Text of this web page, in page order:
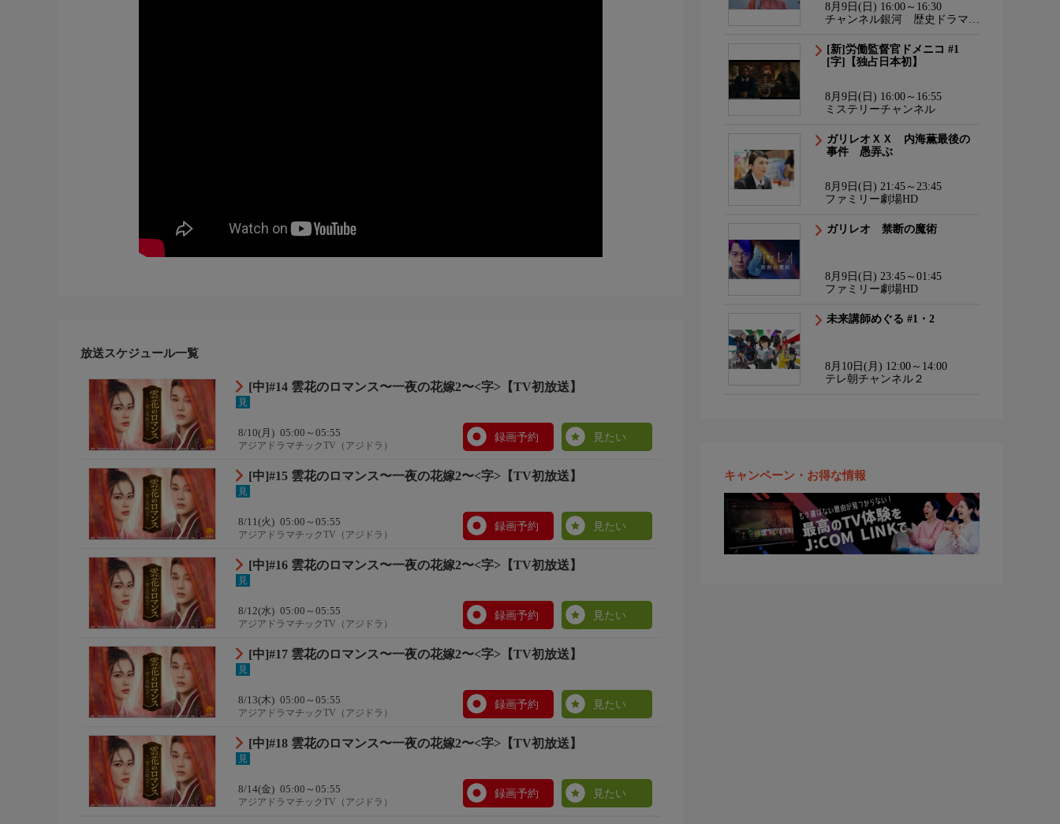
放送スケジュール一覧
[中]#14 雲花のロマンス〜一夜の花嫁2〜<字>【TV初放送】
見
8/10(月) 05:00～05:55
アジアドラマチックTV（アジドラ）
録画予約 見たい
[中]#15 雲花のロマンス〜一夜の花嫁2〜<字>【TV初放送】
見
8/11(火) 05:00～05:55
アジアドラマチックTV（アジドラ）
録画予約 見たい
[中]#16 雲花のロマンス〜一夜の花嫁2〜<字>【TV初放送】
見
8/12(水) 05:00～05:55
アジアドラマチックTV（アジドラ）
録画予約 見たい
[中]#17 雲花のロマンス〜一夜の花嫁2〜<字>【TV初放送】
見
8/13(木) 05:00～05:55
アジアドラマチックTV（アジドラ）
録画予約 見たい
[中]#18 雲花のロマンス〜一夜の花嫁2〜<字>【TV初放送】
見
8/14(金) 05:00～05:55
アジアドラマチックTV（アジドラ）
録画予約 見たい
8月9日(日) 16:00～16:30
チャンネル銀河 歴史ドラマ・
[新]労働監督官ドメニコ #1
[字]【独占日本初】
8月9日(日) 16:00～16:55
ミステリーチャンネル
ガリレオＸＸ 内海薫最後の
事件 愚弄ぶ
8月9日(日) 21:45～23:45
ファミリー劇場HD
ガリレオ 禁断の魔術
8月9日(日) 23:45～01:45
ファミリー劇場HD
未来講師めぐる #1・2
8月10日(月) 12:00～14:00
テレ朝チャンネル２
キャンペーン・お得な情報